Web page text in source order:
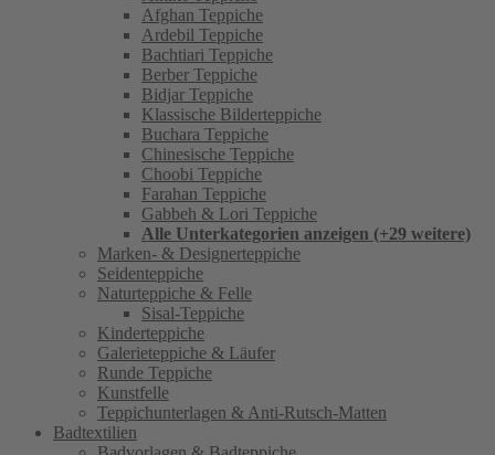
Afghan Teppiche
Ardebil Teppiche
Bachtiari Teppiche
Berber Teppiche
Bidjar Teppiche
Klassische Bilderteppiche
Buchara Teppiche
Chinesische Teppiche
Choobi Teppiche
Farahan Teppiche
Gabbeh & Lori Teppiche
Alle Unterkategorien anzeigen (+29 weitere)
Marken- & Designerteppiche
Seidenteppiche
Naturteppiche & Felle
Sisal-Teppiche
Kinderteppiche
Galerieteppiche & Läufer
Runde Teppiche
Kunstfelle
Teppichunterlagen & Anti-Rutsch-Matten
Badtextilien